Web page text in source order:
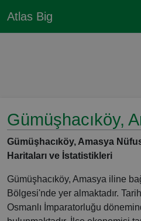
Atlas Big
Gümüşhacıköy,
Gümüşhacıköy, Amasya
Haritaları ve İstatistikleri
Gümüşhacıköy, Amasya iline
Bölgesi'nde yer almaktadır.
Osmanlı İmparatorluğu